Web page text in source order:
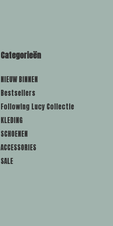
Categorieën
NIEUW BINNEN
Bestsellers
Following Lucy Collectie
KLEDING
SCHOENEN
ACCESSORIES
SALE